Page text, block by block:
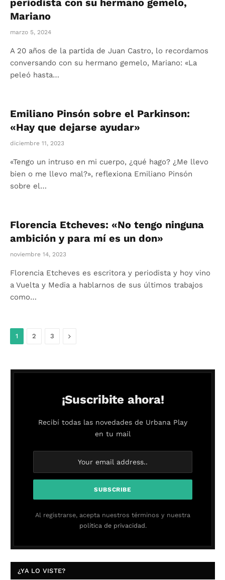
Mariano
marzo 5, 2024
A 20 años de la partida de Juan Castro, lo recordamos
conversando con su hermano gemelo, Mariano: «La
peleó hasta…
Emiliano Pinsón sobre el Parkinson:
«Hay que dejarse ayudar»
diciembre 11, 2023
«Tengo un intruso en mi cuerpo, ¿qué hago? ¿Me llevo
bien o me llevo mal?», reflexiona Emiliano Pinsón
sobre el…
Florencia Etcheves: «No tengo ninguna
ambición y para mí es un don»
noviembre 14, 2023
Florencia Etcheves es escritora y periodista y hoy vino
a Vuelta y Media a hablarnos de sus últimos trabajos
como…
1 2 3 Siguiente
¡Suscribite ahora!
Recibí todas las novedades de Urbana Play
en tu mail
Al registrarse, acepta nuestros términos y nuestra
política de privacidad.
¿YA LO VISTE?